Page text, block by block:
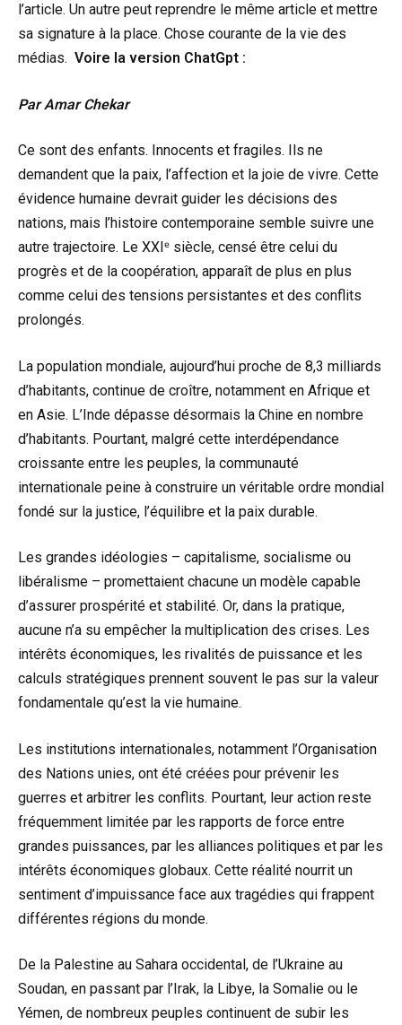
l’article. Un autre peut reprendre le même article et mettre
sa signature à la place. Chose courante de la vie des
médias. Voire la version ChatGpt :
Par Amar Chekar
Ce sont des enfants. Innocents et fragiles. Ils ne
demandent que la paix, l’affection et la joie de vivre. Cette
évidence humaine devrait guider les décisions des
nations, mais l’histoire contemporaine semble suivre une
autre trajectoire. Le XXIᵉ siècle, censé être celui du
progrès et de la coopération, apparaît de plus en plus
comme celui des tensions persistantes et des conflits
prolongés.
La population mondiale, aujourd’hui proche de 8,3 milliards
d’habitants, continue de croître, notamment en Afrique et
en Asie. L’Inde dépasse désormais la Chine en nombre
d’habitants. Pourtant, malgré cette interdépendance
croissante entre les peuples, la communauté
internationale peine à construire un véritable ordre mondial
fondé sur la justice, l’équilibre et la paix durable.
Les grandes idéologies – capitalisme, socialisme ou
libéralisme – promettaient chacune un modèle capable
d’assurer prospérité et stabilité. Or, dans la pratique,
aucune n’a su empêcher la multiplication des crises. Les
intérêts économiques, les rivalités de puissance et les
calculs stratégiques prennent souvent le pas sur la valeur
fondamentale qu’est la vie humaine.
Les institutions internationales, notamment l’Organisation
des Nations unies, ont été créées pour prévenir les
guerres et arbitrer les conflits. Pourtant, leur action reste
fréquemment limitée par les rapports de force entre
grandes puissances, par les alliances politiques et par les
intérêts économiques globaux. Cette réalité nourrit un
sentiment d’impuissance face aux tragédies qui frappent
différentes régions du monde.
De la Palestine au Sahara occidental, de l’Ukraine au
Soudan, en passant par l’Irak, la Libye, la Somalie ou le
Yémen, de nombreux peuples continuent de subir les